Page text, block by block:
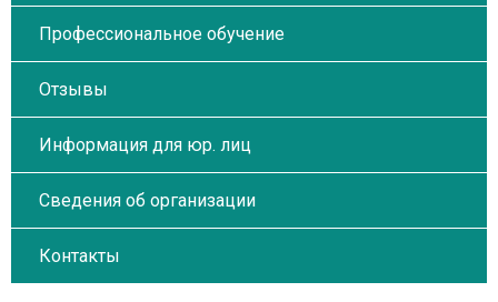
Профессиональное обучение
Отзывы
Информация для юр. лиц
Сведения об организации
Контакты